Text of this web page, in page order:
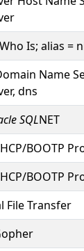
Is; alias =
Name
dns
SQLNET
BOOTP
BOOTP
File Transfer